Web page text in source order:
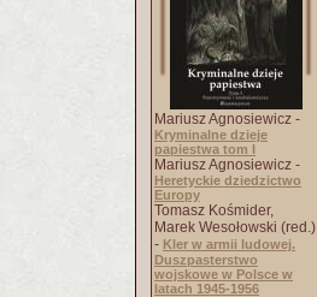
Mariusz Agnosiewicz -
Kryminalne dzieje
papiestwa tom I
Mariusz Agnosiewicz -
Heretyckie dziedzictwo
Europy
Tomasz Kośmider,
Marek Wesołowski (red.)
- Kler w armii ludowej.
Duszpasterstwo
wojskowe w Polsce w
latach 1945-1956